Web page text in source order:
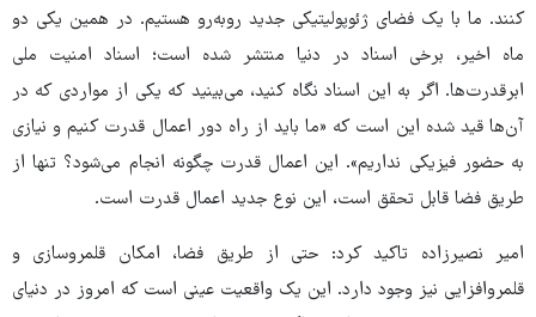
کنند. ما با یک فضای ژئوپولیتیکی جدید روبه‌رو هستیم. در همین یکی دو
ماه اخیر، برخی اسناد در دنیا منتشر شده است؛ اسناد امنیت ملی
ابرقدرت‌ها. اگر به این اسناد نگاه کنید، می‌بینید که یکی از مواردی که در
آن‌ها قید شده این است که «ما باید از راه دور اعمال قدرت کنیم و نیازی
به حضور فیزیکی نداریم». این اعمال قدرت چگونه انجام می‌شود؟ تنها از
طریق فضا قابل تحقق است، این نوع جدید اعمال قدرت است.
امیر نصیرزاده تاکید کرد: حتی از طریق فضا، امکان قلمروسازی و
قلمروافزایی نیز وجود دارد. این یک واقعیت عینی است که امروز در دنیای